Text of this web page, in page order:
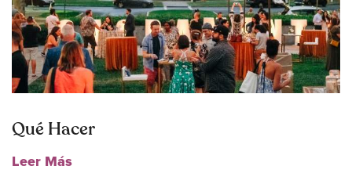
Qué Hacer
Leer Más